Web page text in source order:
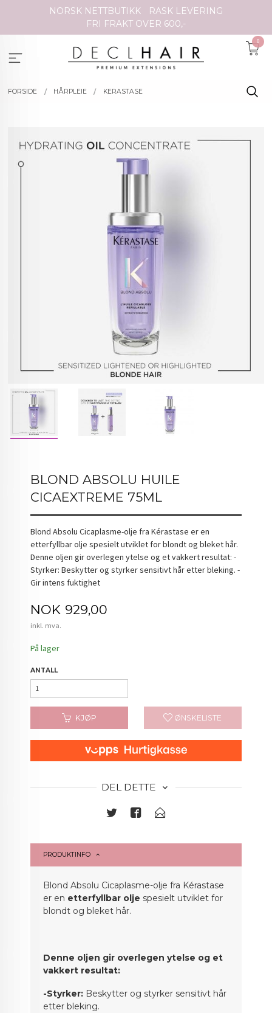
NORSK NETTBUTIKK
RASK LEVERING
FRI FRAKT OVER 600,-
0
FORSIDE HÅRPLEIE KERASTASE
BLOND ABSOLU HUILE
CICAEXTREME 75ML
Blond Absolu Cicaplasme-olje fra Kérastase er en
etterfyllbar olje spesielt utviklet for blondt og bleket hår.
Denne oljen gir overlegen ytelse og et vakkert resultat: -
Styrker: Beskytter og styrker sensitivt hår etter bleking. -
Gir intens fuktighet
Pris
NOK 929,00
inkl. mva.
På lager
ANTALL
KJØP ØNSKELISTE
DEL DETTE
PRODUKTINFO
Blond Absolu Cicaplasme-olje fra Kérastase
er en etterfyllbar olje spesielt utviklet for
blondt og bleket hår.
Denne oljen gir overlegen ytelse og et
vakkert resultat:
-Styrker: Beskytter og styrker sensitivt hår
etter bleking.